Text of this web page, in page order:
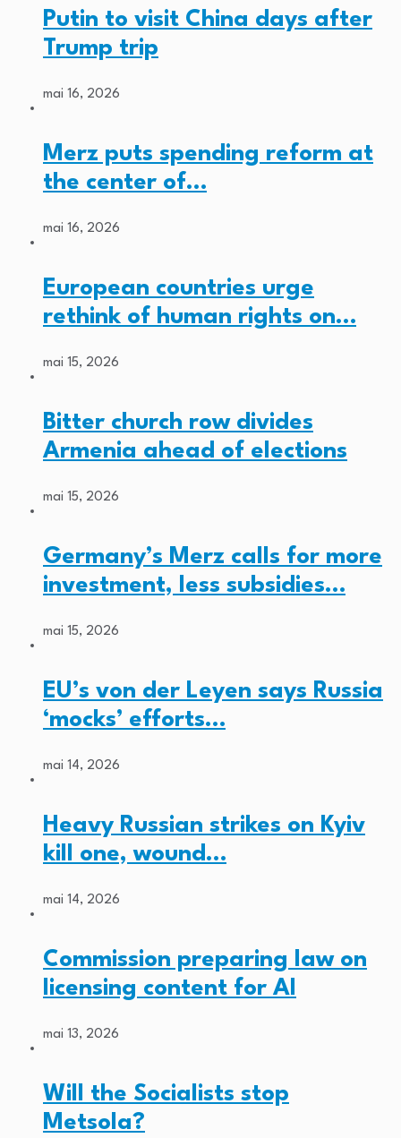
Putin to visit China days after
Trump trip
mai 16, 2026
Merz puts spending reform at
the center of…
mai 16, 2026
European countries urge
rethink of human rights on…
mai 15, 2026
Bitter church row divides
Armenia ahead of elections
mai 15, 2026
Germany’s Merz calls for more
investment, less subsidies…
mai 15, 2026
EU’s von der Leyen says Russia
‘mocks’ efforts…
mai 14, 2026
Heavy Russian strikes on Kyiv
kill one, wound…
mai 14, 2026
Commission preparing law on
licensing content for AI
mai 13, 2026
Will the Socialists stop
Metsola?